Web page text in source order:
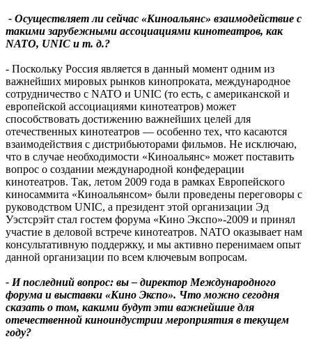
- Осуществляет ли сейчас «Киноальянс» взаимодействие с
такими зарубежными ассоциациями кинотеатров, как
NATO, UNIC и т. д.?
- Поскольку Россия является в данный момент одним из
важнейших мировых рынков кинопроката, международное
сотрудничество с NATO и UNIC (то есть, с американской и
европейской ассоциациями кинотеатров) может
способствовать достижению важнейших целей для
отечественных кинотеатров — особенно тех, что касаются
взаимодействия с дистрибьюторами фильмов. Не исключаю,
что в случае необходимости «Киноальянс» может поставить
вопрос о создании международной конфедерации
кинотеатров. Так, летом 2009 года в рамках Европейского
киносаммита «Киноальянсом» были проведены переговоры с
руководством UNIC, а президент этой организации Эд
Уэстсрэйт стал гостем форума «Кино Экспо»-2009 и принял
участие в деловой встрече кинотеатров. NATO оказывает нам
консультативную поддержку, и мы активно перенимаем опыт
данной организации по всем ключевым вопросам.
- И последний вопрос: вы – директор Международного
форума и выставки «Кино Экспо». Что можно сегодня
сказать о том, какими будут эти важнейшие для
отечественной киноиндустрии мероприятия в текущем
году?